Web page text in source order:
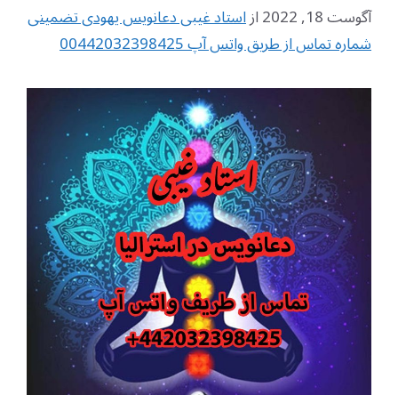
آگوست 18, 2022 ازاستاد غیبی دعانویس یهودی تضمینی
شماره تماس از طریق واتس آپ 00442032398425